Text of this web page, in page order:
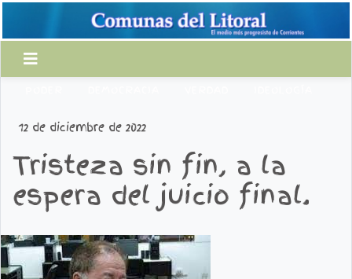
12 de diciembre de 2022
Tristeza sin fin, a la
espera del juicio final.